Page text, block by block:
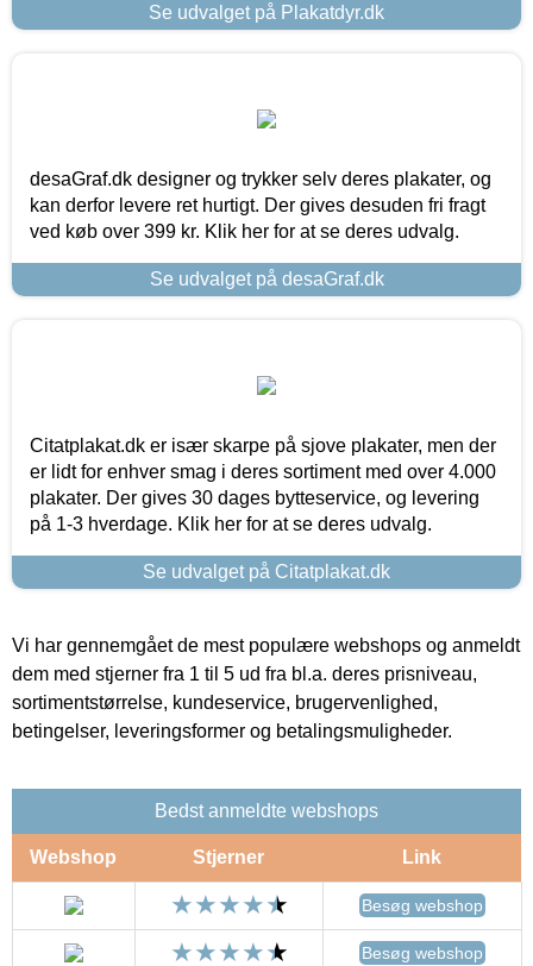
Se udvalget på Plakatdyr.dk
desaGraf.dk designer og trykker selv deres plakater, og
kan derfor levere ret hurtigt. Der gives desuden fri fragt
ved køb over 399 kr. Klik her for at se deres udvalg.
Se udvalget på desaGraf.dk
Citatplakat.dk er især skarpe på sjove plakater, men der
er lidt for enhver smag i deres sortiment med over 4.000
plakater. Der gives 30 dages bytteservice, og levering
på 1-3 hverdage. Klik her for at se deres udvalg.
Se udvalget på Citatplakat.dk
Vi har gennemgået de mest populære webshops og anmeldt
dem med stjerner fra 1 til 5 ud fra bl.a. deres prisniveau,
sortimentstørrelse, kundeservice, brugervenlighed,
betingelser, leveringsformer og betalingsmuligheder.
Bedst anmeldte webshops
Webshop Stjerner Link
Besøg webshop
Besøg webshop